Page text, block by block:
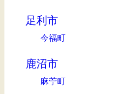
足利市
今福町
鹿沼市
麻苧町